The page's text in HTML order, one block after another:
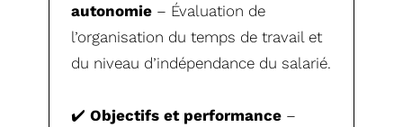
autonomie – Évaluation de
l’organisation du temps de travail et
du niveau d’indépendance du salarié.
✔️Objectifs et performance –